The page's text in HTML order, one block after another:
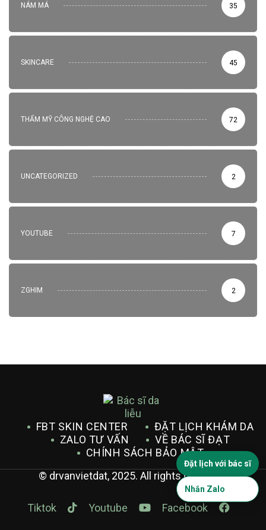
NÁM MÁ 35
SKINCARE 45
THẨM MỸ CÔNG NGHỆ CAO 72
UNCATEGORIZED 2
YOUTUBE 7
ZGHIM 2
FBT SKIN CENTER
ĐẶT LỊCH KHÁM DA
ZALO TƯ VẤN
VỀ BÁC SĨ ĐẠT
CHÍNH SÁCH BẢO MẬT
© drvanvietdat, 2025. All rights reserved.
Tiktok Youtube Facebook
Đặt lịch với bác sĩ
Nhắn Zalo